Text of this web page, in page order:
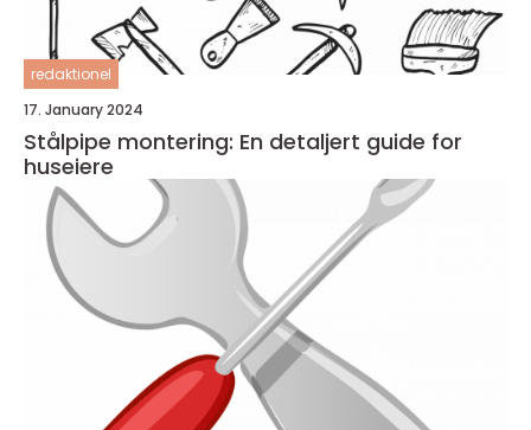
redaktionel
17. January 2024
Stålpipe montering: En detaljert guide for
huseiere